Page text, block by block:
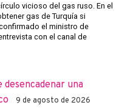
vicioso del gas ruso. En el
gas de Turquía si
el ministro de
con el canal de
desencadenar una
9 de agosto de 2026